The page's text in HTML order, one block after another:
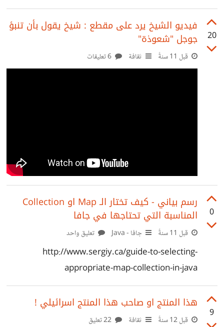
EE (كمثال تطوير صفحات بـ JSF ), رغم انه اللغة الثانية عالمياً
واستشير في حالتي, لظن الامر كنقاش لاني اظن انها ستفيد في
الاجابة لاناس هم في مثل حالتي ! اولاً انا اعمل في شركات
لغة البرمجة Java , صراحة سئمت من استعباد الشركات الخاصة
لموظفينها, وانا من النوع الذي ليس من السهل عليه قبول الاهانة,
20
فيديو الشيخ يرد على مقطع : شيخ يقول بأن تنبؤ
جوجل "شعوذة"
قبل 11 سنةً ثقافة
0
رسم بياني - كيف تختار الـ Map او Collection
المناسبة التي تحتاجها في جافا
قبل 11 سنةً جافا - Java تعليق واحد
http://www.sergiy.ca/guide-to-selecting-
appropriate-map-collection-in-java
9
هذا المنتج او صاحب هذا المنتج اسرائيلي !
قبل 12 سنةً ثقافة